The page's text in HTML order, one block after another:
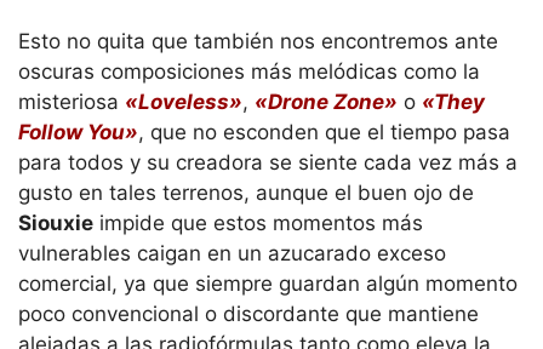
Esto no quita que también nos encontremos ante
oscuras composiciones más melódicas como la
misteriosa «Loveless», «Drone Zone» o «They
Follow You», que no esconden que el tiempo pasa
para todos y su creadora se siente cada vez más a
gusto en tales terrenos, aunque el buen ojo de
Siouxie impide que estos momentos más
vulnerables caigan en un azucarado exceso
comercial, ya que siempre guardan algún momento
poco convencional o discordante que mantiene
alejadas a las radiofórmulas tanto como eleva la